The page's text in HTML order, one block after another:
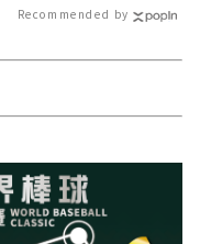
Recommended by